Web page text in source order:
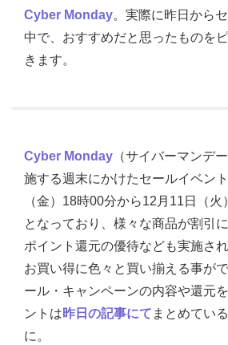
Cyber Monday。実際に昨日から
中で、おすすめだと思ったものを
きます。
Cyber Monday （サイバーマンデ
施する週末にかけたセールイベン
（金）18時00分から12月11日（
となっており、様々な商品が割引
ポイント還元の優待なども実施さ
お買い得に色々と買い揃える事が
ール・キャンペーンの内容や還元
ントは 昨日の記事にて まとめてい
に。